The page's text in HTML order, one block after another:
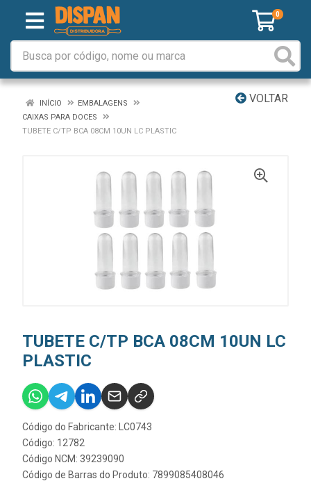
0
VOLTAR
INÍCIO
EMBALAGENS
CAIXAS PARA DOCES
TUBETE C/TP BCA 08CM 10UN LC PLASTIC
TUBETE C/TP BCA 08CM 10UN LC
PLASTIC
Código do Fabricante: LC0743
Código: 12782
Código NCM: 39239090
Código de Barras do Produto: 7899085408046